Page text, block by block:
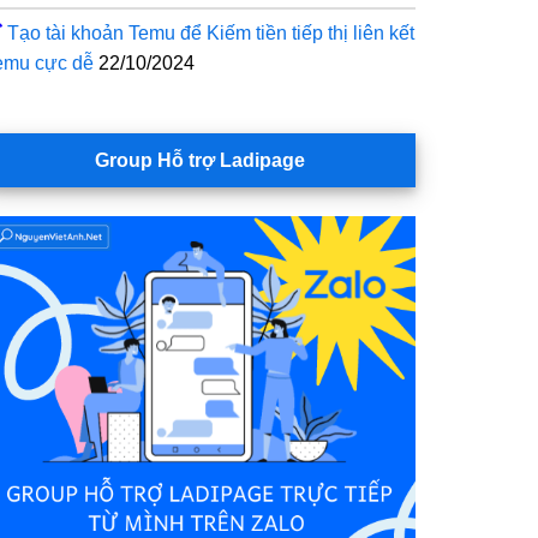
Tạo tài khoản Temu để Kiếm tiền tiếp thị liên kết
cực dễ 22/10/2024
Group Hỗ trợ Ladipage